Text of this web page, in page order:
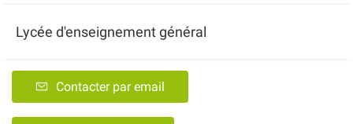
Lycée d'enseignement général
Contacter par email